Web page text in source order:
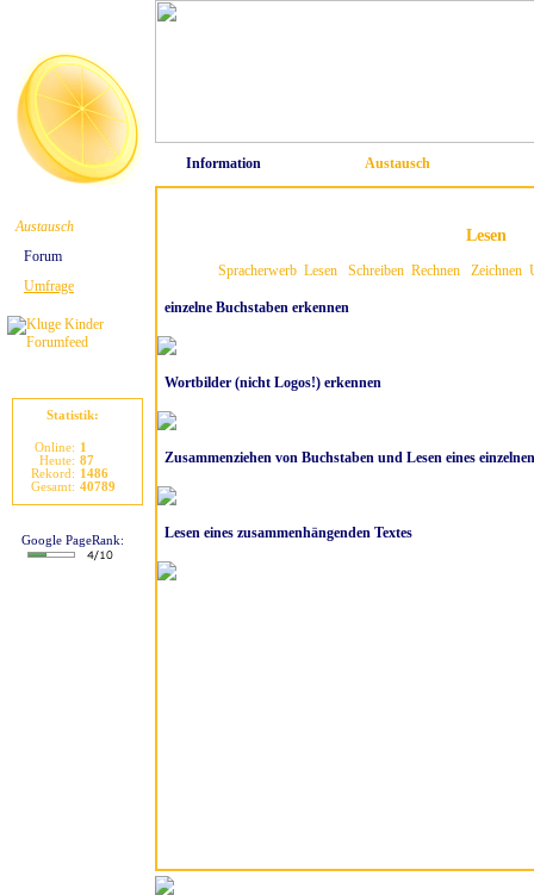
Information Austausch
Austausch
Forum
Umfrage
Statistik:
Online:
Heute:
Rekord:
Gesamt:
1
87
1486
40789
Google PageRank:
Lesen
Spracherwerb Lesen Schreiben Rechnen Zeichnen
einzelne Buchstaben erkennen
Wortbilder (nicht Logos!) erkennen
Zusammenziehen von Buchstaben und Lesen eines
Lesen eines zusammenhängenden Textes